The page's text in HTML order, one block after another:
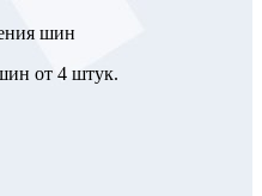
шин
от 4 штук.